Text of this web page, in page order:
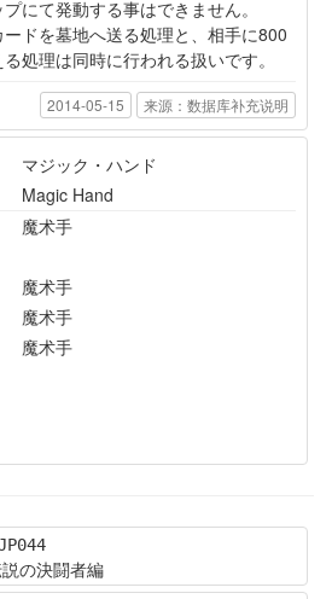
にて発動する事はできません。
ドを墓地へ送る処理と、相手に800
処理は同時に行われる扱いです。
2014-05-15 来源：数据库补充说明
マジック・ハンド
Magic Hand
魔术手
魔术手
魔术手
魔术手
の決闘者編